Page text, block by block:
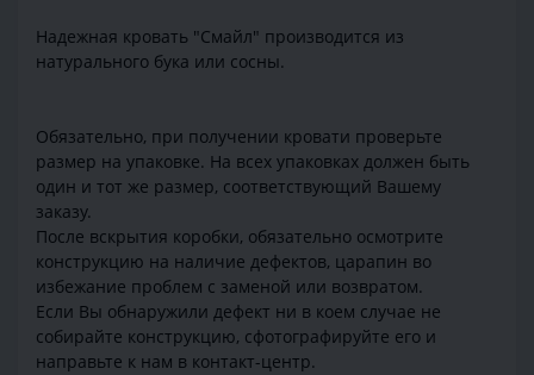
Надежная кровать "Смайл" производится из
натурального бука или сосны.
Обязательно, при получении кровати проверьте
размер на упаковке. На всех упаковках должен быть
один и тот же размер, соответствующий Вашему
заказу.
После вскрытия коробки, обязательно осмотрите
конструкцию на наличие дефектов, царапин во
избежание проблем с заменой или возвратом.
Если Вы обнаружили дефект ни в коем случае не
собирайте конструкцию, сфотографируйте его и
направьте к нам в контакт-центр.